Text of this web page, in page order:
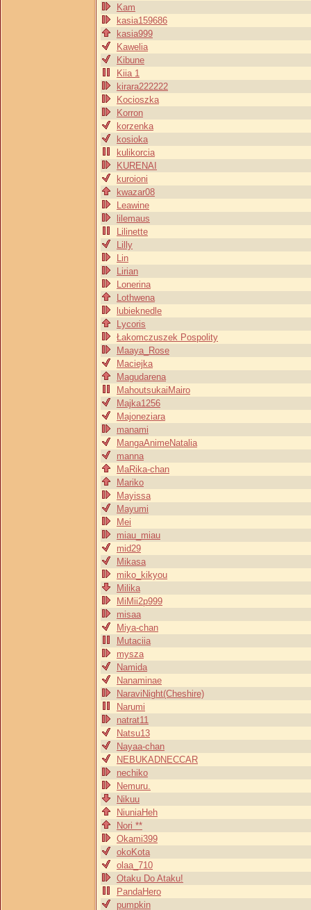
Kam
kasia159686
kasia999
Kawelia
Kibune
Kiia 1
kirara222222
Kocioszka
Korron
korzenka
kosioka
kulikorcia
KURENAI
kuroioni
kwazar08
Leawine
lilemaus
Lilinette
Lilly
Lin
Lirian
Lonerina
Lothwena
lubieknedle
Lycoris
Łakomczuszek Pospolity
Maaya_Rose
Maciejka
Magudarena
MahoutsukaiMairo
Majka1256
Majoneziara
manami
MangaAnimeNatalia
manna
MaRika-chan
Mariko
Mayissa
Mayumi
Mei
miau_miau
mid29
Mikasa
miko_kikyou
Milika
MiMii2p999
misaa
Miya-chan
Mutaciia
mysza
Namida
Nanaminae
NaraviNight(Cheshire)
Narumi
natrat11
Natsu13
Nayaa-chan
NEBUKADNECCAR
nechiko
Nemuru.
Nikuu
NiuniaHeh
Nori **
Okami399
okoKota
olaa_710
Otaku Do Ataku!
PandaHero
pumpkin